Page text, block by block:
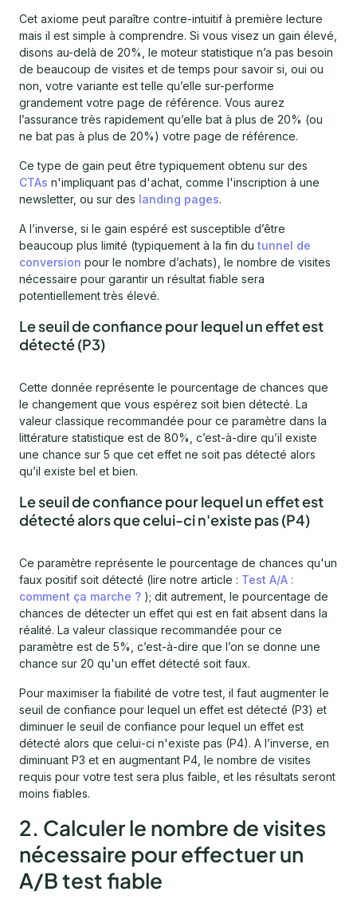
Cet axiome peut paraître contre-intuitif à première lecture
mais il est simple à comprendre. Si vous visez un gain élevé,
disons au-delà de 20%, le moteur statistique n’a pas besoin
de beaucoup de visites et de temps pour savoir si, oui ou
non, votre variante est telle qu’elle sur-performe
grandement votre page de référence. Vous aurez
l’assurance très rapidement qu’elle bat à plus de 20% (ou
ne bat pas à plus de 20%) votre page de référence.
Ce type de gain peut être typiquement obtenu sur des
CTAs n'impliquant pas d'achat, comme l'inscription à une
newsletter, ou sur des landing pages.
A l’inverse, si le gain espéré est susceptible d’être
beaucoup plus limité (typiquement à la fin du tunnel de
conversion pour le nombre d’achats), le nombre de visites
nécessaire pour garantir un résultat fiable sera
potentiellement très élevé.
Le seuil de confiance pour lequel un effet est
détecté (P3)
Cette donnée représente le pourcentage de chances que
le changement que vous espérez soit bien détecté. La
valeur classique recommandée pour ce paramètre dans la
littérature statistique est de 80%, c’est-à-dire qu’il existe
une chance sur 5 que cet effet ne soit pas détecté alors
qu’il existe bel et bien.
Le seuil de confiance pour lequel un effet est
détecté alors que celui-ci n'existe pas (P4)
Ce paramètre représente le pourcentage de chances qu'un
faux positif soit détecté (lire notre article : Test A/A :
comment ça marche ? ); dit autrement, le pourcentage de
chances de détecter un effet qui est en fait absent dans la
réalité. La valeur classique recommandée pour ce
paramètre est de 5%, c’est-à-dire que l’on se donne une
chance sur 20 qu'un effet détecté soit faux.
Pour maximiser la fiabilité de votre test, il faut augmenter le
seuil de confiance pour lequel un effet est détecté (P3) et
diminuer le seuil de confiance pour lequel un effet est
détecté alors que celui-ci n'existe pas (P4). A l’inverse, en
diminuant P3 et en augmentant P4, le nombre de visites
requis pour votre test sera plus faible, et les résultats seront
moins fiables.
2. Calculer le nombre de visites
nécessaire pour effectuer un
A/B test fiable